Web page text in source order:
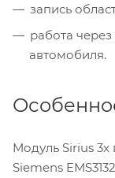
запись
работа
автомобиля.
Модуль Sirius
Siemens